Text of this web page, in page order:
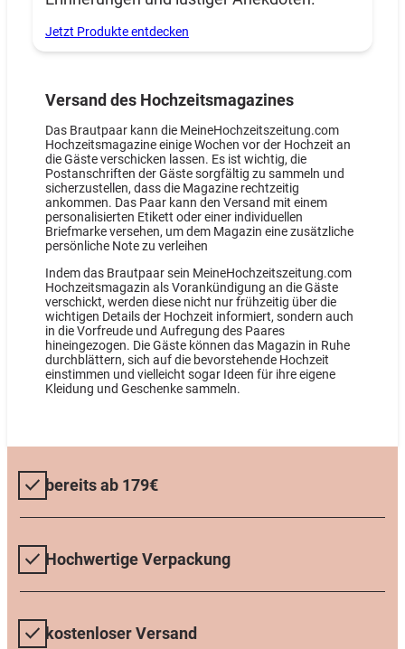
Jetzt Produkte entdecken
Versand des Hochzeitsmagazines
Das Brautpaar kann die MeineHochzeitszeitung.com
Hochzeitsmagazine einige Wochen vor der Hochzeit an
die Gäste verschicken lassen. Es ist wichtig, die
Postanschriften der Gäste sorgfältig zu sammeln und
sicherzustellen, dass die Magazine rechtzeitig
ankommen. Das Paar kann den Versand mit einem
personalisierten Etikett oder einer individuellen
Briefmarke versehen, um dem Magazin eine zusätzliche
persönliche Note zu verleihen
Indem das Brautpaar sein MeineHochzeitszeitung.com
Hochzeitsmagazin als Vorankündigung an die Gäste
verschickt, werden diese nicht nur frühzeitig über die
wichtigen Details der Hochzeit informiert, sondern auch
in die Vorfreude und Aufregung des Paares
hineingezogen. Die Gäste können das Magazin in Ruhe
durchblättern, sich auf die bevorstehende Hochzeit
einstimmen und vielleicht sogar Ideen für ihre eigene
Kleidung und Geschenke sammeln.
bereits ab 179€
Hochwertige Verpackung
kostenloser Versand